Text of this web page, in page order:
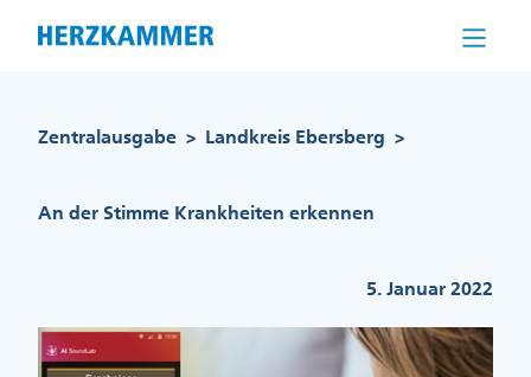
Zentralausgabe > Landkreis Ebersberg >
An der Stimme Krankheiten erkennen
5. Januar 2022